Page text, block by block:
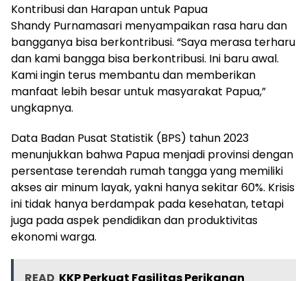
Kontribusi dan Harapan untuk Papua
Shandy Purnamasari menyampaikan rasa haru dan
bangganya bisa berkontribusi. “Saya merasa terharu
dan kami bangga bisa berkontribusi. Ini baru awal.
Kami ingin terus membantu dan memberikan
manfaat lebih besar untuk masyarakat Papua,”
ungkapnya.
Data Badan Pusat Statistik (BPS) tahun 2023
menunjukkan bahwa Papua menjadi provinsi dengan
persentase terendah rumah tangga yang memiliki
akses air minum layak, yakni hanya sekitar 60%. Krisis
ini tidak hanya berdampak pada kesehatan, tetapi
juga pada aspek pendidikan dan produktivitas
ekonomi warga.
READ KKP Perkuat Fasilitas Perikanan